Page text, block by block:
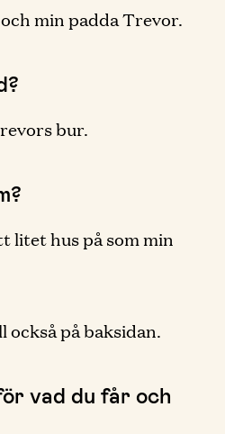
min padda Trevor.
bur.
litet hus på som min
på baksidan.
vad du får och